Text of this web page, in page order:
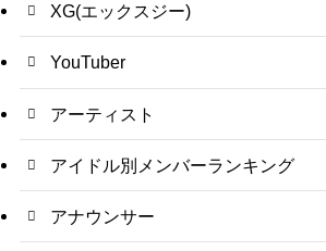
XG(エックスジー)
YouTuber
アーティスト
アイドル別メンバーランキング
アナウンサー